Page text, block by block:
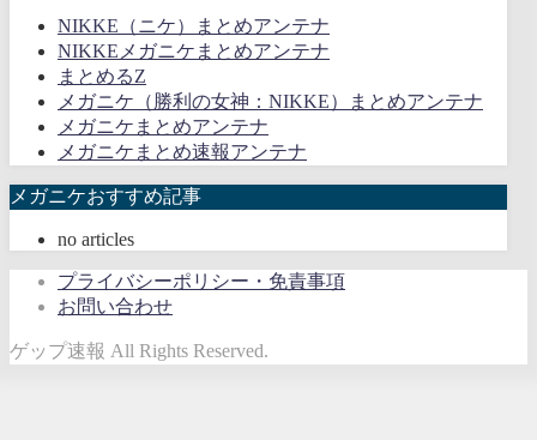
NIKKE（ニケ）まとめアンテナ
NIKKEメガニケまとめアンテナ
まとめるZ
メガニケ（勝利の女神：NIKKE）まとめアンテナ
メガニケまとめアンテナ
メガニケまとめ速報アンテナ
メガニケおすすめ記事
no articles
プライバシーポリシー・免責事項
お問い合わせ
ゲップ速報 All Rights Reserved.